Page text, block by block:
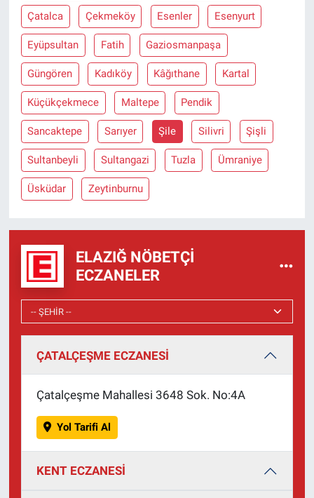
Çatalca Çekmeköy Esenler Esenyurt
Eyüpsultan Fatih Gaziosmanpaşa
Güngören Kadıköy Kâğıthane Kartal
Küçükçekmece Maltepe Pendik
Sancaktepe Sarıyer Şile Silivri Şişli
Sultanbeyli Sultangazi Tuzla Ümraniye
Üsküdar Zeytinburnu
ELAZIĞ NÖBETÇI
ECZANELER
ÇATALÇEŞME ECZANESİ
Çatalçeşme Mahallesi 3648 Sok. No:4A
Yol Tarifi Al
KENT ECZANESİ